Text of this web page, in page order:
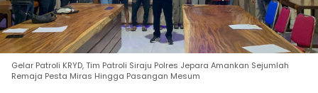
Gelar Patroli KRYD, Tim Patroli Siraju Polres Jepara Amankan Sejumlah
Remaja Pesta Miras Hingga Pasangan Mesum